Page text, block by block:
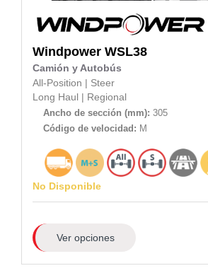
Windpower WSL38
Camión y Autobús
All-Position
Steer
Long Haul
Regional
Ancho de sección (mm): 305
Código de velocidad: M
No Disponible
Ver opciones